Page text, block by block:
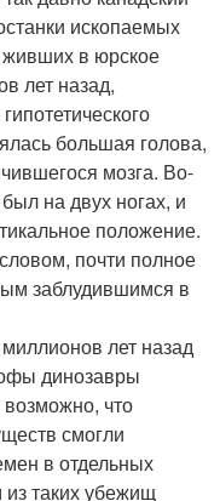
ископаемых
живших в юрское
лет назад,
большая голова,
мозга. Во-
на двух ногах, и
положение.
почти полное
заблудившимся в
лет назад
динозавры
что
смогли
в отдельных
таких убежищ